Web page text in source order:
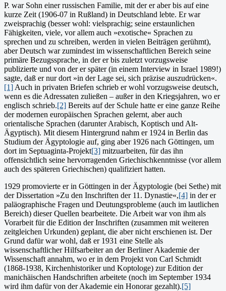
P. war Sohn einer russischen Familie, mit der er aber bis auf eine
kurze Zeit (1906-07 in Rußland) in Deutschland lebte. Er war
zweisprachig (besser wohl: vielsprachig; seine erstaunlichen
Fähigkeiten, viele, vor allem auch »exotische« Sprachen zu
sprechen und zu schreiben, werden in vielen Beiträgen gerühmt),
aber Deutsch war zumindest im wissenschaftlichen Bereich seine
primäre Bezugssprache, in der er bis zuletzt vorzugsweise
publizierte und von der er später (in einem Interview in Israel 1989!)
sagte, daß er nur dort »in der Lage sei, sich präzise auszudrücken«.
[1] Auch in privaten Briefen schrieb er wohl vorzugsweise deutsch,
wenn es die Adressaten zuließen – außer in den Kriegsjahren, wo er
englisch schrieb.[2] Bereits auf der Schule hatte er eine ganze Reihe
der modernen europäischen Sprachen gelernt, aber auch
orientalische Sprachen (darunter Arabisch, Koptisch und Alt-
Ägyptisch). Mit diesem Hintergrund nahm er 1924 in Berlin das
Studium der Ägyptologie auf, ging aber 1926 nach Göttingen, um
dort im Septuaginta-Projekt[3] mitzuarbeiten, für das ihn
offensichtlich seine hervorragenden Griechischkenntnisse (vor allem
auch des späteren Griechischen) qualifiziert hatten.
1929 promovierte er in Göttingen in der Ägyptologie (bei Sethe) mit
der Dissertation »Zu den Inschriften der 11. Dynastie«,[4] in der er
paläographische Fragen und Deutungsprobleme (auch im lautlichen
Bereich) dieser Quellen bearbeitete. Die Arbeit war von ihm als
Vorarbeit für die Edition der Inschriften (zusammen mit weiteren
zeitgleichen Urkunden) geplant, die aber nicht erschienen ist. Der
Grund dafür war wohl, daß er 1931 eine Stelle als
wissenschaftlicher Hilfsarbeiter an der Berliner Akademie der
Wissenschaft annahm, wo er in dem Projekt von Carl Schmidt
(1868-1938, Kirchenhistoriker und Koptologe) zur Edition der
manichäischen Handschriften arbeitete (noch im September 1934
wird ihm dafür von der Akademie ein Honorar gezahlt).[5]